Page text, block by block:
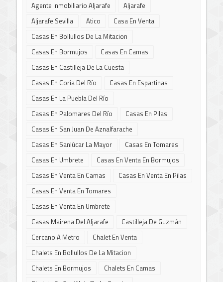
Agente Inmobiliario Aljarafe
Aljarafe
Aljarafe Sevilla
Atico
Casa En Venta
Casas En Bollullos De La Mitacion
Casas En Bormujos
Casas En Camas
Casas En Castilleja De La Cuesta
Casas En Coria Del Río
Casas En Espartinas
Casas En La Puebla Del Río
Casas En Palomares Del Río
Casas En Pilas
Casas En San Juan De Aznalfarache
Casas En Sanlúcar La Mayor
Casas En Tomares
Casas En Umbrete
Casas En Venta En Bormujos
Casas En Venta En Camas
Casas En Venta En Pilas
Casas En Venta En Tomares
Casas En Venta En Umbrete
Casas Mairena Del Aljarafe
Castilleja De Guzmán
Cercano A Metro
Chalet En Venta
Chalets En Bollullos De La Mitacion
Chalets En Bormujos
Chalets En Camas